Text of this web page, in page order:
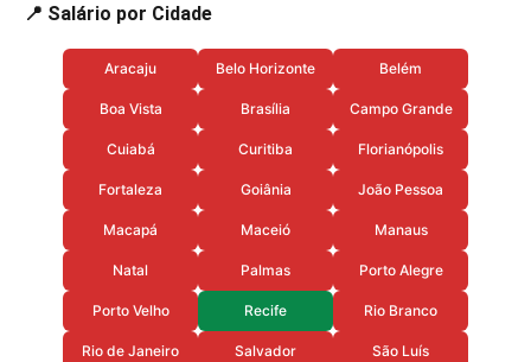
📍 Salário por Cidade
Aracaju Belo Horizonte Belém
Boa Vista Brasília Campo Grande
Cuiabá Curitiba Florianópolis
Fortaleza Goiânia João Pessoa
Macapá Maceió Manaus
Natal Palmas Porto Alegre
Porto Velho Recife Rio Branco
Rio de Janeiro Salvador São Luís